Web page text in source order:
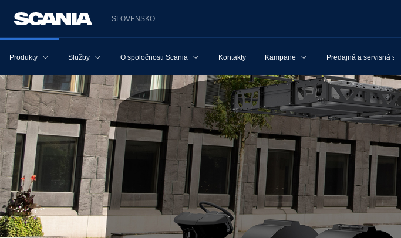
SLOVENSKO
Produkty Služby O spoločnosti Scania Kontakty Kampane Predajná a servisná sieť